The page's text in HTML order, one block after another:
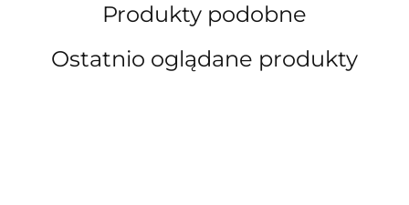
Produkty podobne
Ostatnio oglądane produkty